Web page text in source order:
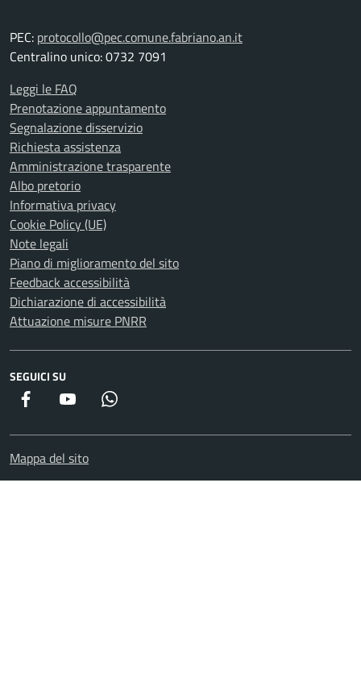
PEC: protocollo@pec.comune.fabriano.an.it
Centralino unico: 0732 7091
Leggi le FAQ
Prenotazione appuntamento
Segnalazione disservizio
Richiesta assistenza
Amministrazione trasparente
Albo pretorio
Informativa privacy
Cookie Policy (UE)
Note legali
Piano di miglioramento del sito
Feedback accessibilità
Dichiarazione di accessibilità
Attuazione misure PNRR
SEGUICI SU
Facebook YouTube
Mappa del sito